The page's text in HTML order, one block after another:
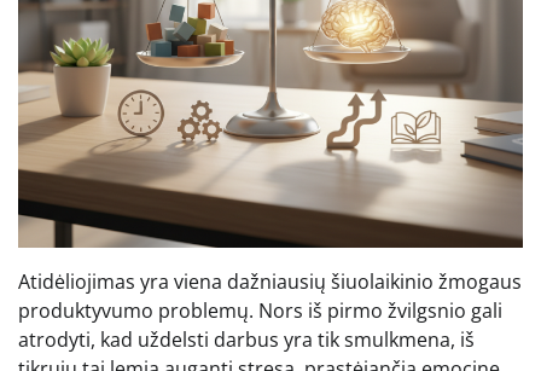
Atidėliojimas yra viena dažniausių šiuolaikinio žmogaus
produktyvumo problemų. Nors iš pirmo žvilgsnio gali
atrodyti, kad uždelsti darbus yra tik smulkmena, iš